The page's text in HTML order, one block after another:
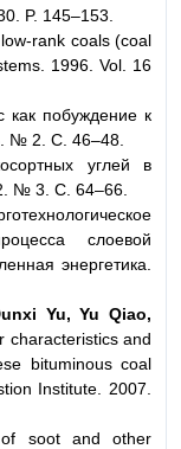
P. 145–153.
rank coals (coal
1996. Vol. 16
как побуждение к
№ 2. С. 46–48.
углей в
№ 3. С. 64–66.
слоевой
энергетика.
Yu, Yu Qiao,
characteristics and
bituminous coal
Institute. 2007.
soot and other